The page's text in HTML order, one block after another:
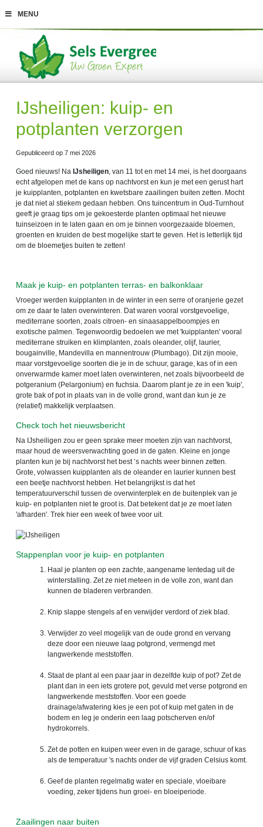
MENU
IJsheiligen: kuip- en
potplanten verzorgen
Gepubliceerd op 7 mei 2026
Goed nieuws! Na IJsheiligen, van 11 tot en met 14 mei, is het doorgaans
echt afgelopen met de kans op nachtvorst en kun je met een gerust hart
je kuipplanten, potplanten en kwetsbare zaailingen buiten zetten. Mocht
je dat niet al stiekem gedaan hebben. Ons tuincentrum in Oud-Turnhout
geeft je graag tips om je gekoesterde planten optimaal het nieuwe
tuinseizoen in te laten gaan en om je binnen voorgezaaide bloemen,
groenten en kruiden de best mogelijke start te geven. Het is letterlijk tijd
om de bloemetjes buiten te zetten!
Maak je kuip- en potplanten terras- en balkonklaar
Vroeger werden kuipplanten in de winter in een serre of oranjerie gezet
om ze daar te laten overwinteren. Dat waren vooral vorstgevoelige,
mediterrane soorten, zoals citroen- en sinaasappelboompjes en
exotische palmen. Tegenwoordig bedoelen we met 'kuipplanten' vooral
mediterrane struiken en klimplanten, zoals oleander, olijf, laurier,
bougainville, Mandevilla en mannentrouw (Plumbago). Dit zijn mooie,
maar vorstgevoelige soorten die je in de schuur, garage, kas of in een
onverwarmde kamer moet laten overwinteren, net zoals bijvoorbeeld de
potgeranium (Pelargonium) en fuchsia. Daarom plant je ze in een 'kuip',
grote bak of pot in plaats van in de volle grond, want dan kun je ze
(relatief) makkelijk verplaatsen.
Check toch het nieuwsbericht
Na IJsheiligen zou er geen sprake meer moeten zijn van nachtvorst,
maar houd de weersverwachting goed in de gaten. Kleine en jonge
planten kun je bij nachtvorst het best ’s nachts weer binnen zetten.
Grote, volwassen kuipplanten als de oleander en laurier kunnen best
een beetje nachtvorst hebben. Het belangrijkst is dat het
temperatuurverschil tussen de overwinterplek en de buitenplek van je
kuip- en potplanten niet te groot is. Dat betekent dat je ze moet laten
'afharden'. Trek hier een week of twee voor uit.
Stappenplan voor je kuip- en potplanten
Haal je planten op een zachte, aangename lentedag uit de
winterstalling. Zet ze niet meteen in de volle zon, want dan
kunnen de bladeren verbranden.
Knip slappe stengels af en verwijder verdord of ziek blad.
Verwijder zo veel mogelijk van de oude grond en vervang
deze door een nieuwe laag potgrond, vermengd met
langwerkende meststoffen.
Staat de plant al een paar jaar in dezelfde kuip of pot? Zet de
plant dan in een iets grotere pot, gevuld met verse potgrond en
langwerkende meststoffen. Voor een goede
drainage/afwatering kies je een pot of kuip met gaten in de
bodem en leg je onderin een laag potscherven en/of
hydrokorrels.
Zet de potten en kuipen weer even in de garage, schuur of kas
als de temperatuur 's nachts onder de vijf graden Celsius komt.
Geef de planten regelmatig water en speciale, vloeibare
voeding, zeker tijdens hun groei- en bloeiperiode.
Zaailingen naar buiten